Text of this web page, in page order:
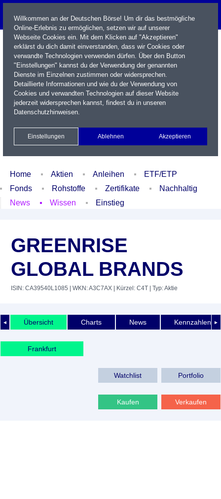
Name / WKN / ISIN / Kürzel
Xetra Realtime
Watchlist Portfolio Login
Home Aktien Anleihen
ETF/ETP
Fonds
Rohstoffe Zertifikate
Nachhaltig
News
Wissen Einstieg
GREENRISE
GLOBAL BRANDS
ISIN: CA39540L1085 | WKN: A3C7AX | Kürzel: C4T | Typ: Aktie
◄ ►
Übersicht Charts News Kennzahlen
Frankfurt
Watchlist Portfolio
Kaufen Verkaufen
Willkommen an der Deutschen Börse! Um dir das bestmögliche
Online-Erlebnis zu ermöglichen, setzen wir auf unserer
Webseite Cookies ein. Mit dem Klicken auf "Akzeptieren"
erklärst du dich damit einverstanden, dass wir Cookies oder
verwandte Technologien verwenden dürfen. Über den Button
"Einstellungen" kannst du der Verwendung der genannten
Dienste im Einzelnen zustimmen oder widersprechen.
Detaillierte Informationen und wie du der Verwendung von
Cookies und verwandten Technologien auf dieser Website
jederzeit widersprechen kannst, findest du in unseren
Datenschutzhinweisen.
Einstellungen Ablehnen Akzeptieren